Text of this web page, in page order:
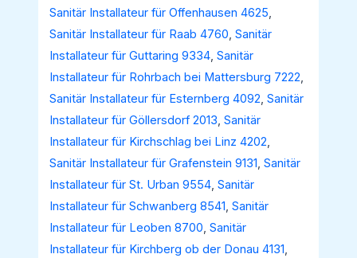
Sanitär Installateur für Offenhausen 4625,
Sanitär Installateur für Raab 4760,Sanitär
Installateur für Guttaring 9334,Sanitär
Installateur für Rohrbach bei Mattersburg 7222,
Sanitär Installateur für Esternberg 4092,Sanitär
Installateur für Göllersdorf 2013,Sanitär
Installateur für Kirchschlag bei Linz 4202,
Sanitär Installateur für Grafenstein 9131,Sanitär
Installateur für St. Urban 9554,Sanitär
Installateur für Schwanberg 8541,Sanitär
Installateur für Leoben 8700,Sanitär
Installateur für Kirchberg ob der Donau 4131,